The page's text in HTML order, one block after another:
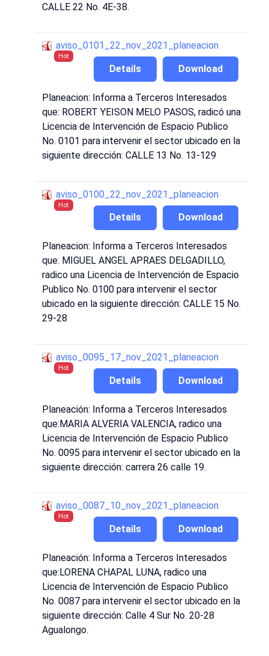
CALLE 22 No. 4E-38.
aviso_0101_22_nov_2021_planeacion
Hot
Download
Details
Planeacion: Informa a Terceros Interesados
que: ROBERT YEISON MELO PASOS, radicó una
Licencia de Intervención de Espacio Publico
No. 0101 para intervenir el sector ubicado en la
siguiente dirección: CALLE 13 No. 13-129
aviso_0100_22_nov_2021_planeacion
Hot
Download
Details
Planeacion: Informa a Terceros Interesados
que: MIGUEL ANGEL APRAES DELGADILLO,
radico una Licencia de Intervención de Espacio
Publico No. 0100 para intervenir el sector
ubicado en la siguiente dirección: CALLE 15 No.
29-28
aviso_0095_17_nov_2021_planeacion
Hot
Download
Details
Planeación: Informa a Terceros Interesados
que:MARIA ALVERIA VALENCIA, radico una
Licencia de Intervención de Espacio Publico
No. 0095 para intervenir el sector ubicado en la
siguiente dirección: carrera 26 calle 19.
aviso_0087_10_nov_2021_planeacion
Hot
Download
Details
Planeación: Informa a Terceros Interesados
que:LORENA CHAPAL LUNA, radico una
Licencia de Intervención de Espacio Publico
No. 0087 para intervenir el sector ubicado en la
siguiente dirección: Calle 4 Sur No. 20-28
Agualongo.